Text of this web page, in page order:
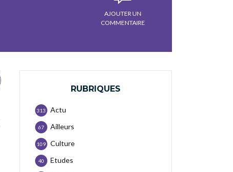
AJOUTER UN
COMMENTAIRE
RUBRIQUES
Actu
313
Ailleurs
67
Culture
109
Etudes
40